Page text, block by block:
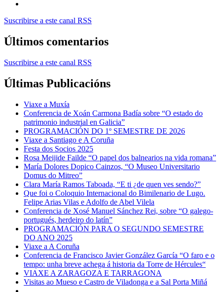
Suscribirse a este canal RSS
Últimos comentarios
Suscribirse a este canal RSS
Últimas Publicacións
Viaxe a Muxía
Conferencia de Xoán Carmona Badía sobre “O estado do
patrimonio industrial en Galicia”
PROGRAMACIÓN DO 1º SEMESTRE DE 2026
Viaxe a Santiago e A Coruña
Festa dos Socios 2025
Rosa Meijide Failde “O papel dos balnearios na vida romana”
María Dolores Dopico Cainzos, “O Museo Universitario
Domus do Mitreo”
Clara María Ramos Taboada, “E ti ¿de quen ves sendo?”
Que foi o Coloquio Internacional do Bimilenario de Lugo.
Felipe Arias Vilas e Adolfo de Abel Vilela
Conferencia de Xosé Manuel Sánchez Rei, sobre “O galego-
portugués, herdeiro do latín”
PROGRAMACIÓN PARA O SEGUNDO SEMESTRE
DO ANO 2025
Viaxe a A Coruña
Conferencia de Francisco Javier González García “O faro e o
tempo: unha breve achega á historia da Torre de Hércules“
VIAXE A ZARAGOZA E TARRAGONA
Visitas ao Mueso e Castro de Viladonga e a Sal Porta Miñá